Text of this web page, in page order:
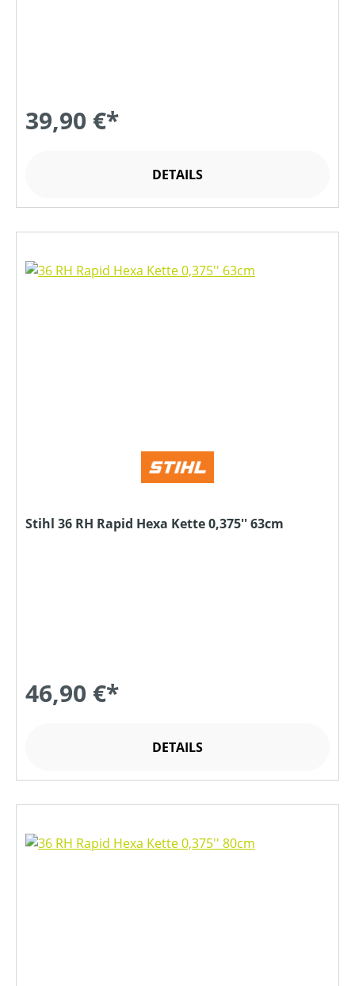
39,90 €*
DETAILS
Stihl 36 RH Rapid Hexa Kette 0,375'' 63cm
46,90 €*
DETAILS